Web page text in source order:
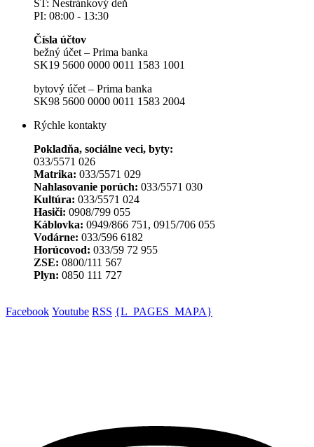
ŠT: Nestránkový deň
PI: 08:00 - 13:30
Čísla účtov
bežný účet – Prima banka
SK19 5600 0000 0011 1583 1001
bytový účet – Prima banka
SK98 5600 0000 0011 1583 2004
Rýchle kontakty
Pokladňa, sociálne veci, byty:
033/5571 026
Matrika: 033/5571 029
Nahlasovanie porúch: 033/5571 030
Kultúra: 033/5571 024
Hasiči: 0908/799 055
Káblovka: 0949/866 751, 0915/706 055
Vodárne: 033/596 6182
Horúcovod: 033/59 72 955
ZSE: 0800/111 567
Plyn: 0850 111 727
Facebook Youtube RSS {L_PAGES_MAPA}